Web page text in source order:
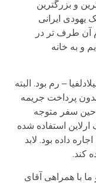
و بزرگترین
یهودی ایرانی
آن طرف تر در
و به خانه
– رم بود. البته
پرداخت جریمه
حین سفر متوجه
استفاده شده
داده بود. لابد
کند.
با همراهی آقای